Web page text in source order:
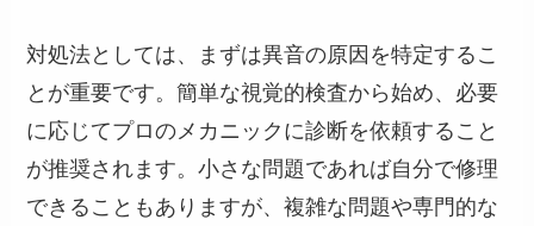
対処法としては、まずは異音の原因を特定するこ
とが重要です。簡単な視覚的検査から始め、必要
に応じてプロのメカニックに診断を依頼すること
が推奨されます。小さな問題であれば自分で修理
できることもありますが、複雑な問題や専門的な